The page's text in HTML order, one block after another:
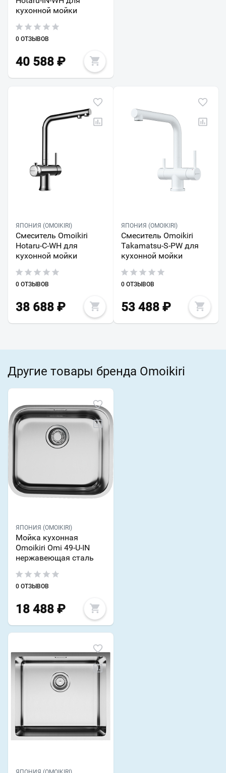
кухонной мойки
0 ОТЗЫВОВ
40 588 ₽
ЯПОНИЯ (OMOIKIRI)
Смеситель Omoikiri
Hotaru-C-WH для
кухонной мойки
0 ОТЗЫВОВ
38 688 ₽
ЯПОНИЯ (OMOIKIRI)
Смеситель Omoikiri
Takamatsu-S-PW для
кухонной мойки
0 ОТЗЫВОВ
53 488₽
Другие товары бренда Omoikiri
ЯПОНИЯ (OMOIKIRI)
Мойка кухонная
Omoikiri Omi 49-U-IN
нержавеющая сталь
0 ОТЗЫВОВ
18 488 ₽